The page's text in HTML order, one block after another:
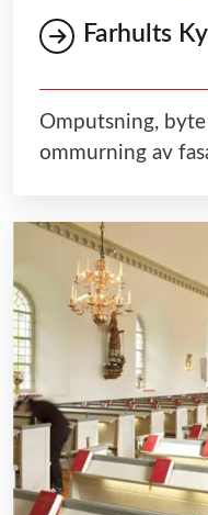
Farhults
Omputsning,
ommurning av